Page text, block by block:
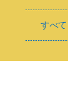
すべて